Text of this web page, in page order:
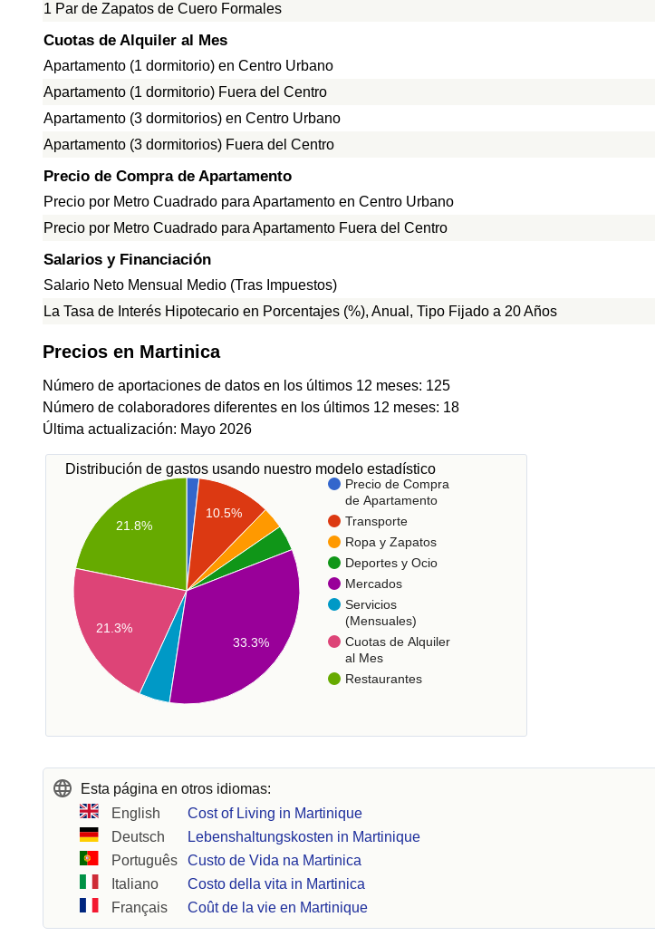
1 Par de Zapatos de Cuero Formales
Cuotas de Alquiler al Mes
Apartamento (1 dormitorio) en Centro Urbano
Apartamento (1 dormitorio) Fuera del Centro
Apartamento (3 dormitorios) en Centro Urbano
Apartamento (3 dormitorios) Fuera del Centro
Precio de Compra de Apartamento
Precio por Metro Cuadrado para Apartamento en Centro Urbano
Precio por Metro Cuadrado para Apartamento Fuera del Centro
Salarios y Financiación
Salario Neto Mensual Medio (Tras Impuestos)
La Tasa de Interés Hipotecario en Porcentajes (%), Anual, Tipo Fijado a 20 Años
Precios en Martinica
Número de aportaciones de datos en los últimos 12 meses: 125
Número de colaboradores diferentes en los últimos 12 meses: 18
Última actualización: Mayo 2026
Distribución de gastos usando nuestro modelo estadístico
Precio de Compra
de Apartamento
Transporte
Ropa y Zapatos
Deportes y Ocio
Mercados
Servicios
(Mensuales)
Cuotas de Alquiler
al Mes
Restaurantes
10.5%
21.8%
21.3%
33.3%
Esta página en otros idiomas:
English
Cost of Living in Martinique
Deutsch
Lebenshaltungskosten in Martinique
Português
Custo de Vida na Martinica
Italiano
Costo della vita in Martinica
Français
Coût de la vie en Martinique